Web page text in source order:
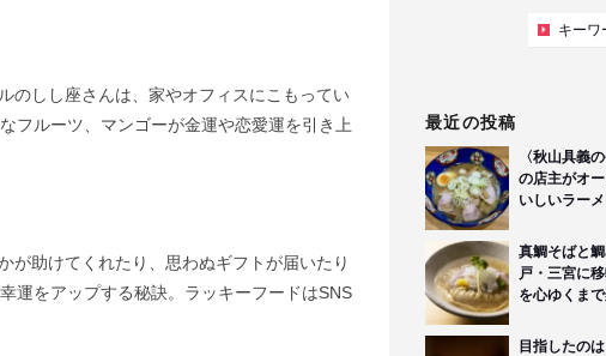
のしし座さんは、家やオフィスにこもってい
フルーツ、マンゴーが金運や恋愛運を引き上
が助けてくれたり、思わぬギフトが届いたり
運をアップする秘訣。ラッキーフードはSNS
キーワ
最近の投稿
〈秋山具義
の店主がオ
いしいラー
真鯛そばと
戸・三宮に
を心ゆくま
目指したの